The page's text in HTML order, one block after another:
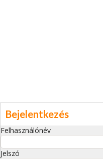
Bejelentkezés
Felhasználónév
Jelszó